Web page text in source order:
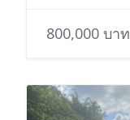
800,000 บาท